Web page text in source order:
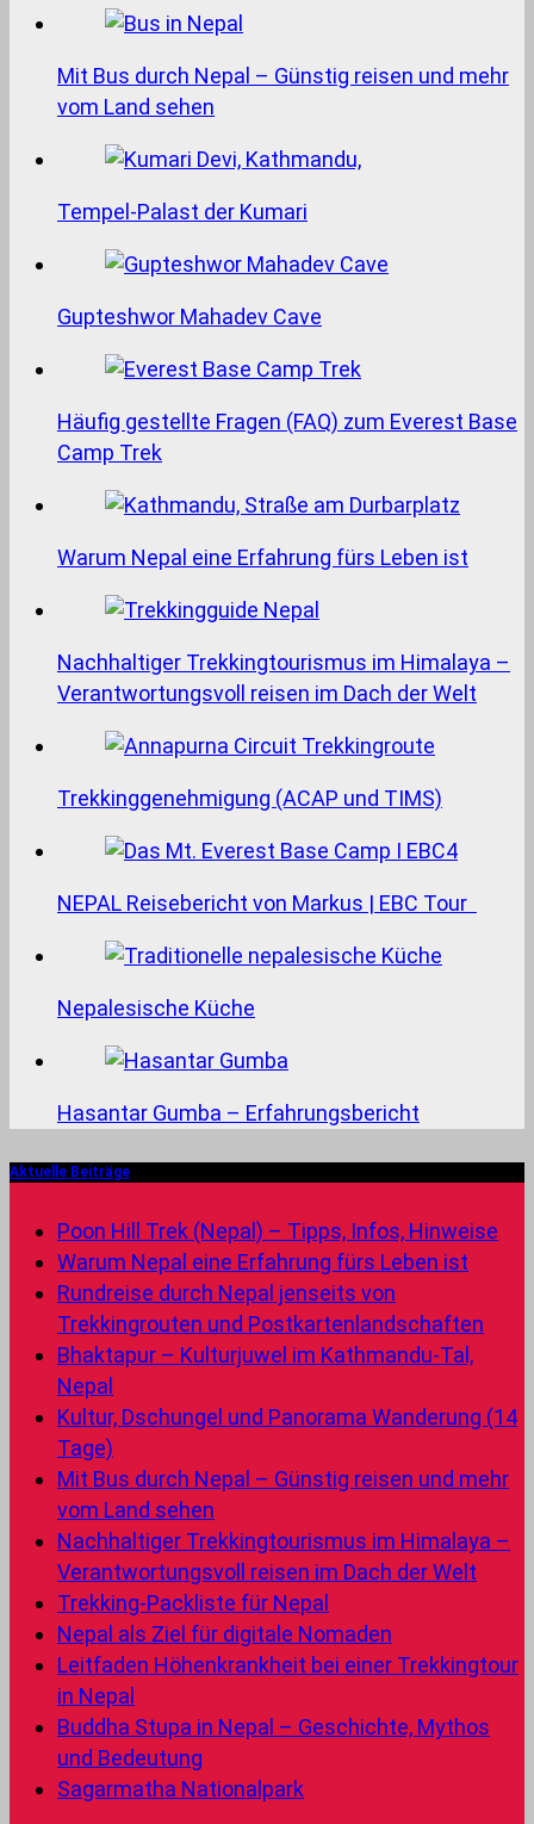
Mit Bus durch Nepal – Günstig reisen und mehr
vom Land sehen
Tempel-Palast der Kumari
Gupteshwor Mahadev Cave
Häufig gestellte Fragen (FAQ) zum Everest Base
Camp Trek
Warum Nepal eine Erfahrung fürs Leben ist
Nachhaltiger Trekkingtourismus im Himalaya –
Verantwortungsvoll reisen im Dach der Welt
Trekkinggenehmigung (ACAP und TIMS)
NEPAL Reisebericht von Markus | EBC Tour
Nepalesische Küche
Hasantar Gumba – Erfahrungsbericht
Aktuelle Beiträge
Poon Hill Trek (Nepal) – Tipps, Infos, Hinweise
Warum Nepal eine Erfahrung fürs Leben ist
Rundreise durch Nepal jenseits von
Trekkingrouten und Postkartenlandschaften
Bhaktapur – Kulturjuwel im Kathmandu-Tal,
Nepal
Kultur, Dschungel und Panorama Wanderung (14
Tage)
Mit Bus durch Nepal – Günstig reisen und mehr
vom Land sehen
Nachhaltiger Trekkingtourismus im Himalaya –
Verantwortungsvoll reisen im Dach der Welt
Trekking-Packliste für Nepal
Nepal als Ziel für digitale Nomaden
Leitfaden Höhenkrankheit bei einer Trekkingtour
in Nepal
Buddha Stupa in Nepal – Geschichte, Mythos
und Bedeutung
Sagarmatha Nationalpark